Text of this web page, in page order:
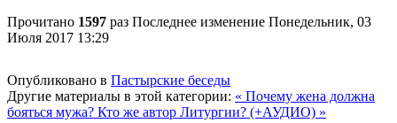
Прочитано 1597 раз Последнее изменение Понедельник, 03
Июля 2017 13:29
Опубликовано в Пастырские беседы
Другие материалы в этой категории: « Почему жена должна
бояться мужа? Кто же автор Литургии? (+АУДИО) »